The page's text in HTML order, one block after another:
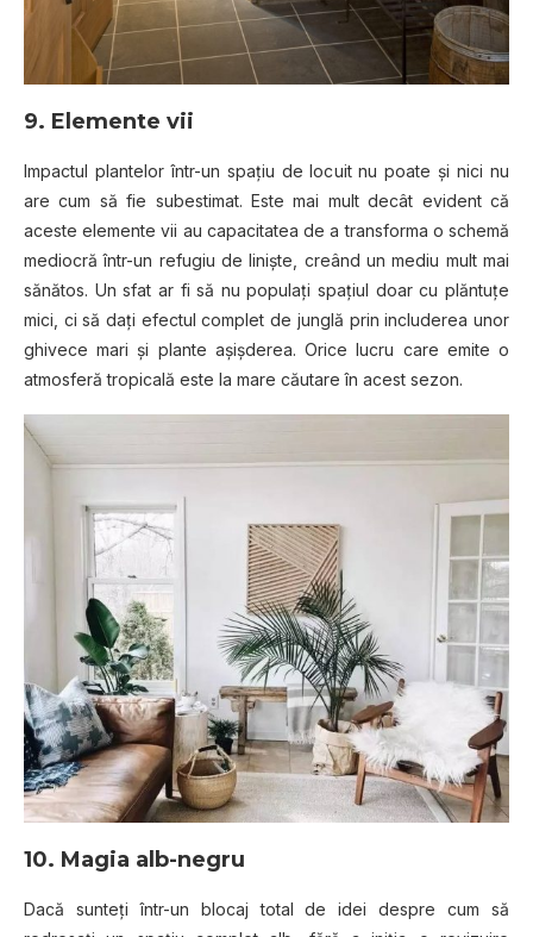
9. Elemente vii
Impactul plantelor într-un spațiu de locuit nu poate și nici nu
are cum să fie subestimat. Este mai mult decât evident că
aceste elemente vii au capacitatea de a transforma o schemă
mediocră într-un refugiu de liniște, creând un mediu mult mai
sănătos. Un sfat ar fi să nu populați spațiul doar cu plăntuțe
mici, ci să dați efectul complet de junglă prin includerea unor
ghivece mari și plante așișderea. Orice lucru care emite o
atmosferă tropicală este la mare căutare în acest sezon.
10. Magia alb-negru
Dacă sunteți într-un blocaj total de idei despre cum să